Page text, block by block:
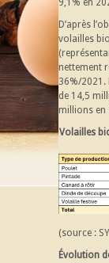
9,1% en
D’après
volailles
nettement
36%/2021.
de 14,5
millions en
Volailles
(source :
Évolution